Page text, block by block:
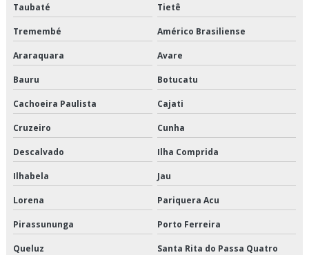
Transportadora de alimentos perecíveis
Transportadora de alimentos sp
Transportadora de carga fracionada em sp
Transportadora de carga refrigerada
Transportadora de carga refrigerada sp
Transportadora de cargas fracionadas
Transportadora de produtos alimentícios
Transportadora de produtos congelados
Taubaté Tietê
Tremembé Américo Brasiliense
Araraquara Avare
Bauru Botucatu
Cachoeira Paulista Cajati
Cruzeiro Cunha
Descalvado Ilha Comprida
Ilhabela Jau
Lorena Pariquera Acu
Pirassununga Porto Ferreira
Queluz Santa Rita do Passa Quatro